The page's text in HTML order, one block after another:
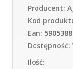
Producent:
Kod
Ean:
Dostępność:
Ilość: